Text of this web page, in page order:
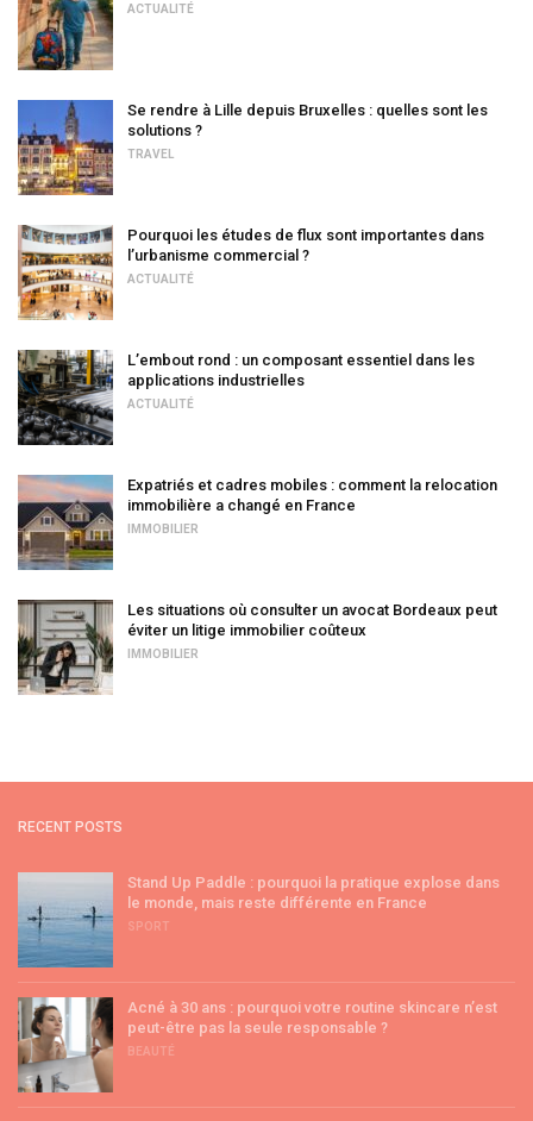
ACTUALITÉ
Se rendre à Lille depuis Bruxelles : quelles sont les
solutions ?
TRAVEL
Pourquoi les études de flux sont importantes dans
l’urbanisme commercial ?
ACTUALITÉ
L’embout rond : un composant essentiel dans les
applications industrielles
ACTUALITÉ
Expatriés et cadres mobiles : comment la relocation
immobilière a changé en France
IMMOBILIER
Les situations où consulter un avocat Bordeaux peut
éviter un litige immobilier coûteux
IMMOBILIER
RECENT POSTS
Stand Up Paddle : pourquoi la pratique explose dans
le monde, mais reste différente en France
SPORT
Acné à 30 ans : pourquoi votre routine skincare n’est
peut-être pas la seule responsable ?
BEAUTÉ